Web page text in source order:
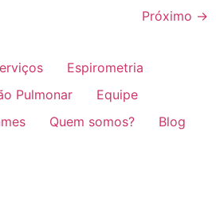
Próximo →
Espirometria
Pulmonar
Equipe
Quem somos? Blog